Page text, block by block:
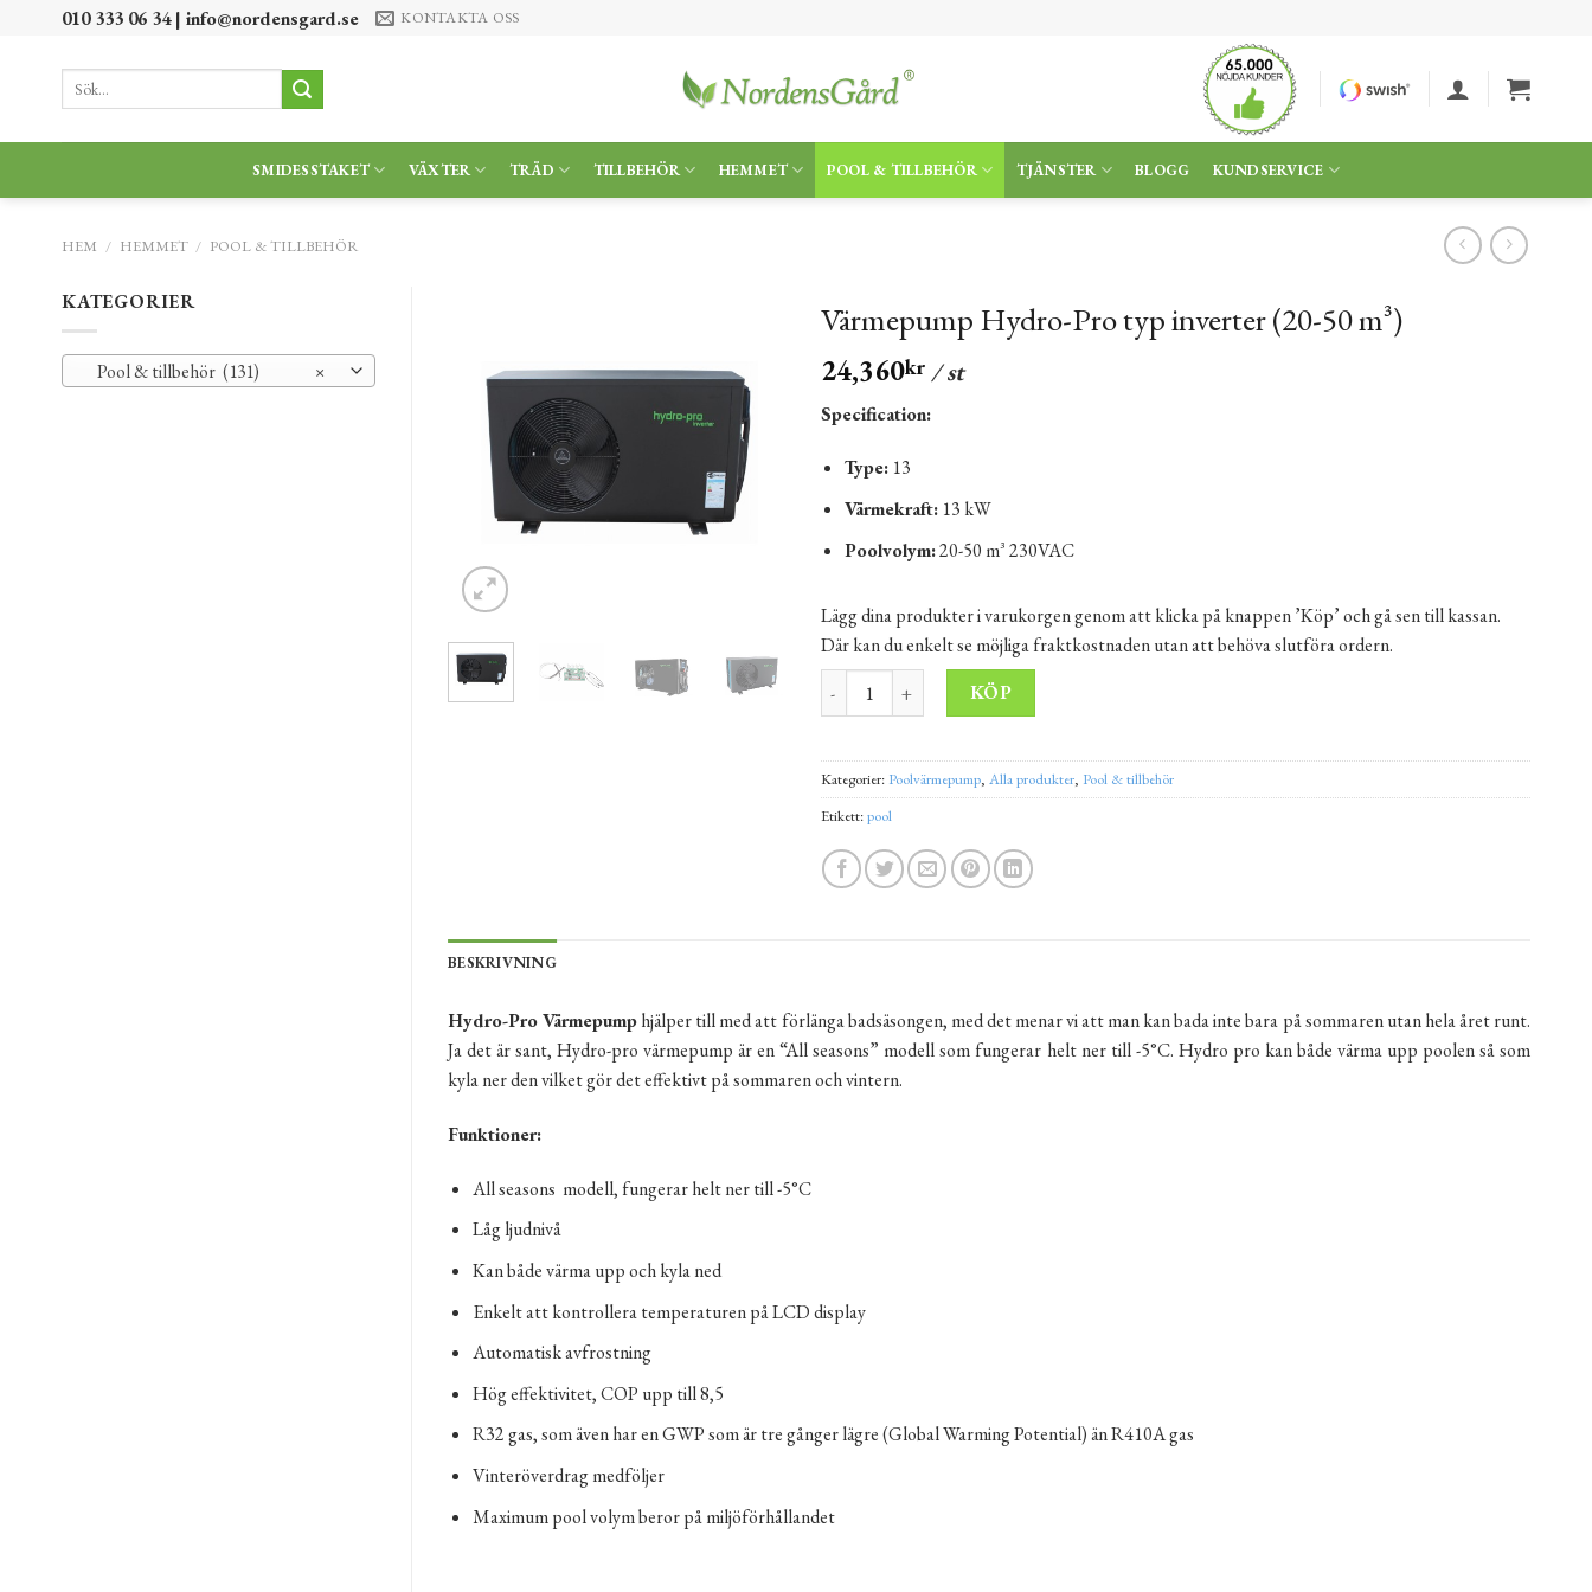
010 333 06 34 | info@nordensgard.se KONTAKTA OSS
efter:
SMIDESSTAKET VÄXTER TRÄD TILLBEHÖR HEMMET POOL & TILLBEHÖR TJÄNSTER BLOGG KUNDSERVICE
HEM / HEMMET / POOL & TILLBEHÖR
KATEGORIER
×
Pool & tillbehör (131)
Värmepump Hydro-Pro typ inverter (20-50 m³)
24,360kr/ st
Specification:
Type: 13
Värmekraft: 13 kW
Poolvolym:20-50 m³ 230VAC
Lägg dina produkter i varukorgen genom att klicka på knappen ’Köp’ och gå sen till kassan.
Där kan du enkelt se möjliga fraktkostnaden utan att behöva slutföra ordern.
Värmepump Hydro-Pro typ inverter (20-50 m³) mängd
KÖP
Kategorier: Poolvärmepump, Alla produkter, Pool & tillbehör
Etikett:pool
BESKRIVNING
Hydro-Pro Värmepumphjälper till med att förlänga badsäsongen, med det menar vi att man kan bada inte bara på sommaren utan hela året runt.
Ja det är sant, Hydro-pro värmepump är en “All seasons” modell som fungerar helt ner till -5°C. Hydro pro kan både värma upp poolen så som
kyla ner den vilket gör det effektivt på sommaren och vintern.
Funktioner:
All seasons modell, fungerar helt ner till -5°C
Låg ljudnivå
Kan både värma upp och kyla ned
Enkelt att kontrollera temperaturen på LCD display
Automatisk avfrostning
Hög effektivitet, COP upp till 8,5
R32 gas, som även har en GWP som är tre gånger lägre (Global Warming Potential) än R410A gas
Vinteröverdrag medföljer
Maximum pool volym beror på miljöförhållandet